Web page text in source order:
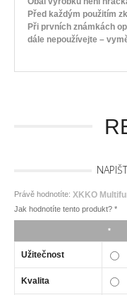
Před každým použitím
Při prvních známkách
dále nepoužívejte –
Právě hodnotíte: XKKO
Jak hodnotíte tento produkt? *
*
Užitečnost
Kvalita